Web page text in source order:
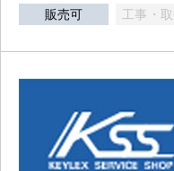
販売可 工事・